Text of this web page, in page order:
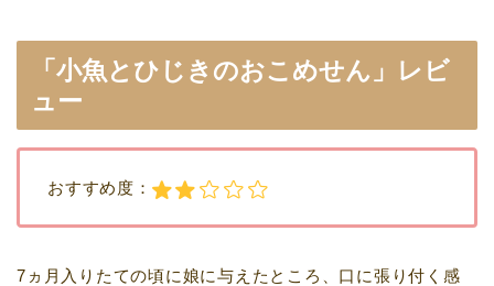
「小魚とひじきのおこめせん」レビ
ュー
おすすめ度：
7ヵ月入りたての頃に娘に与えたところ、口に張り付く感